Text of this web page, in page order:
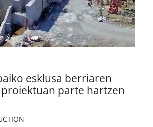
esklusa berriaren
parte hartzen